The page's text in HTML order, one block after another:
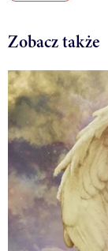
Zobacz także